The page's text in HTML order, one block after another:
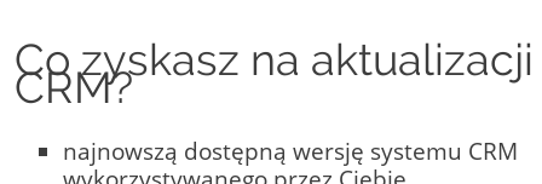
Co zyskasz na aktualizacji
CRM?
najnowszą dostępną wersję systemu CRM